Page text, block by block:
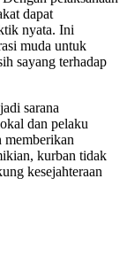
dapat
nyata. Ini
muda untuk
sayang terhadap
sarana
dan pelaku
memberikan
kurban tidak
kesejahteraan